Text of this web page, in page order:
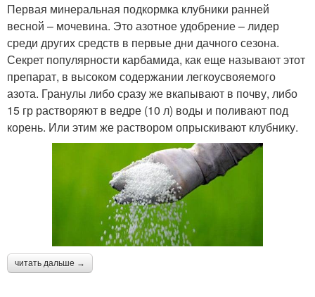
Первая минеральная подкормка клубники ранней
весной – мочевина. Это азотное удобрение – лидер
среди других средств в первые дни дачного сезона.
Секрет популярности карбамида, как еще называют этот
препарат, в высоком содержании легкоусвояемого
азота. Гранулы либо сразу же вкапывают в почву, либо
15 гр растворяют в ведре (10 л) воды и поливают под
корень. Или этим же раствором опрыскивают клубнику.
читать дальше →